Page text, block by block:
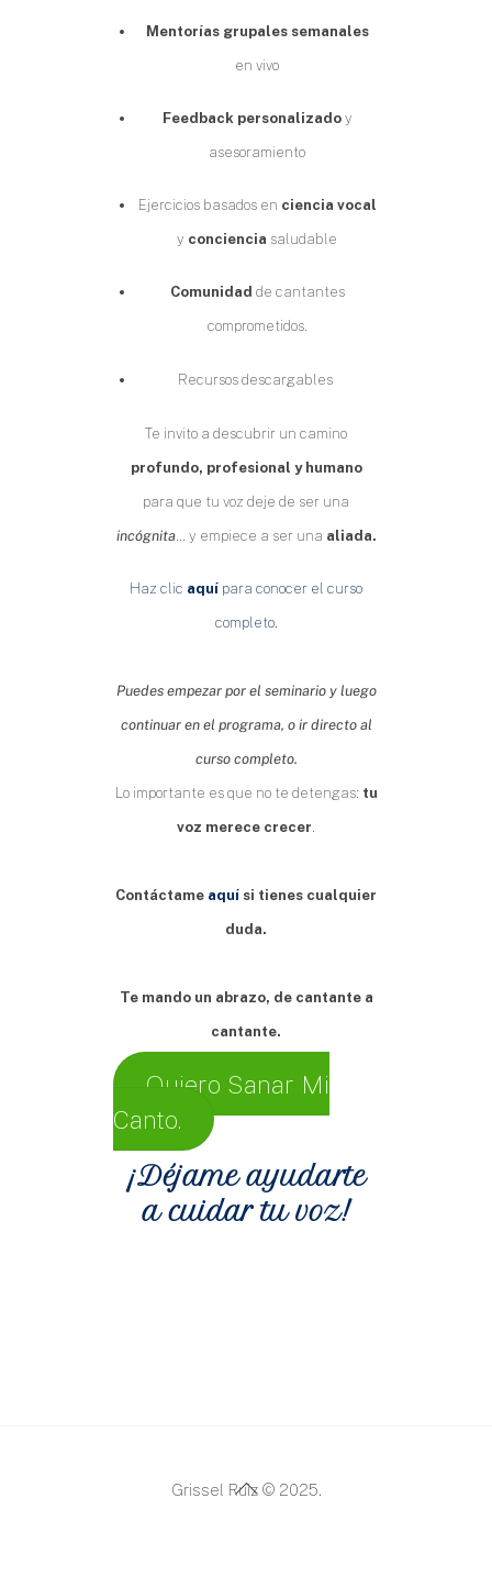
Mentorías grupales semanales
en vivo
Feedback personalizadoy
asesoramiento
Ejercicios basados en ciencia vocal
y conciencia saludable
Comunidad de cantantes
comprometidos.
Recursos descargables
Te invito a descubrir un camino
profundo, profesional y humano
para que tu voz deje de ser una
incógnita… y empiece a ser una aliada.
Haz clic aquí para conocer el curso
completo.
Puedes empezar por el seminario y luego
continuar en el programa, o ir directo al
curso completo.
Lo importante es que no te detengas: tu
voz merece crecer
Contáctame aquí si tienes cualquier
duda.
Te mando un abrazo, de cantante a
cantante.
Quiero Sanar Mi
Canto.
¡Déjame ayudarte
a cuidar tu voz!
Back
Grissel Ruiz © 2025.